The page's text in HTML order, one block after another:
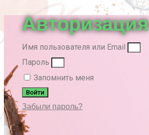
Авторизация
Имя пользователя или Email
Пароль
Запомнить меня
Войти
Забыли пароль?